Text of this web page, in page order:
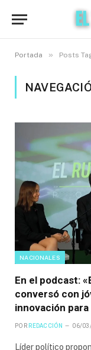
Portada » Posts
NACIONALES
En el podcast:
conversó con
innovación
POR REDACCIÓN 06/
Líder político